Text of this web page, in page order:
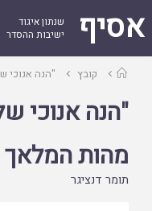
אסיף
שנתון איגוד
ישיבות ההסדר
עמודקובץ "הנה אנוכי
"הנה אנוכי
מהות המלאך
תומר דנציגר